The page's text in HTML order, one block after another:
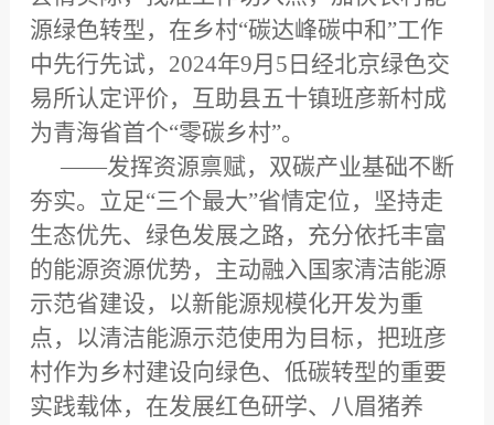
源绿色转型，在乡村“碳达峰碳中和”工作
中先行先试，2024年9月5日经北京绿色交
易所认定评价，互助县五十镇班彦新村成
为青海省首个“零碳乡村”。
——发挥资源禀赋，双碳产业基础不断
夯实。立足“三个最大”省情定位，坚持走
生态优先、绿色发展之路，充分依托丰富
的能源资源优势，主动融入国家清洁能源
示范省建设，以新能源规模化开发为重
点，以清洁能源示范使用为目标，把班彦
村作为乡村建设向绿色、低碳转型的重要
实践载体，在发展红色研学、八眉猪养